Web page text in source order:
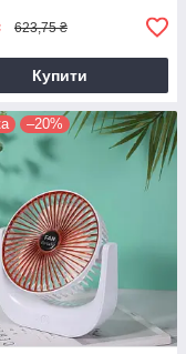
623,75 ₴
Купити
–20%